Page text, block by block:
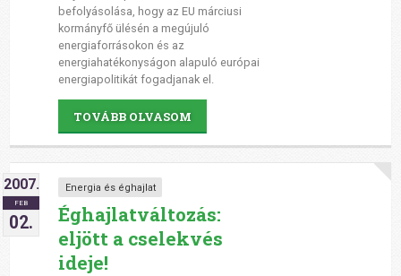
befolyásolása, hogy az EU márciusi
kormányfő ülésén a megújuló
energiaforrásokon és az
energiahatékonyságon alapuló európai
energiapolitikát fogadjanak el.
TOVÁBB OLVASOM
2007.
FEB
02.
Energia és éghajlat
Éghajlatváltozás:
eljött a cselekvés
ideje!